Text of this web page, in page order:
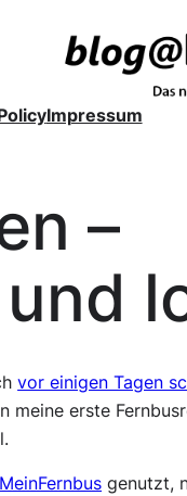
Impressum
–
vor einigen Tagen
meine erste
genutzt,